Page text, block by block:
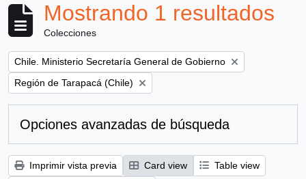
Mostrando 1 resultados
Colecciones
Remove filter:
Chile. Ministerio Secretaría General de Gobierno
Remove filter:
Región de Tarapacá (Chile)
Opciones avanzadas de búsqueda
Imprimir vista previa Card view
Table view